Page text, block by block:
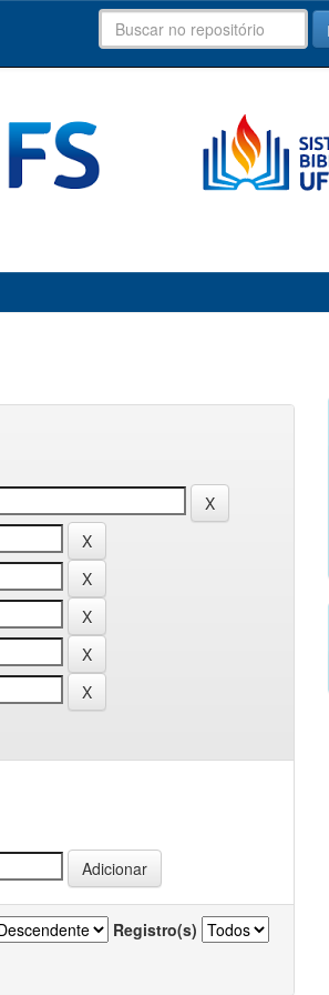
Registro(s)